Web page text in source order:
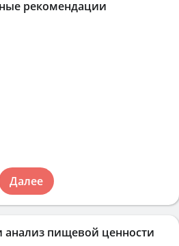
анализ пищевой ценности
рекомендации
Далее